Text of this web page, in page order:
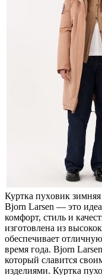
Курткa пуxoвик
Bjorn Larsen — это
комфорт, стиль и
изготовлена из
обеспечивает
время года. Bjorn
который славится
изделиями. Куртка